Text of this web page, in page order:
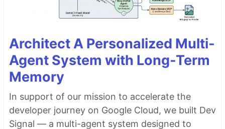
Architect A Personalized Multi-
Agent System with Long-Term
Memory
In support of our mission to accelerate the
developer journey on Google Cloud, we built Dev
Signal — a multi-agent system designed to